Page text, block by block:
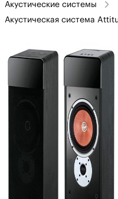
Акустические системы
Акустическая система